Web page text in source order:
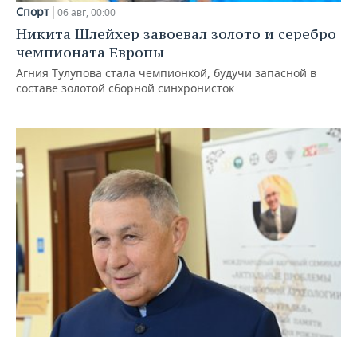
Спорт 06 авг, 00:00
Никита Шлейхер завоевал золото и серебро
чемпионата Европы
Агния Тулупова стала чемпионкой, будучи запасной в
составе золотой сборной синхронисток